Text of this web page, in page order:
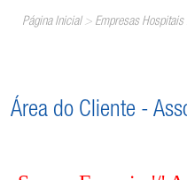
Página Inicial > Empresas Hospitais
​Área do Cliente -